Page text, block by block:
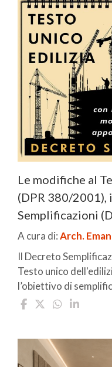
Le modifiche al
(DPR 380/
Semplificazioni
A cura di:Arch.
Il Decreto
Testo unico
l’obiettivo di